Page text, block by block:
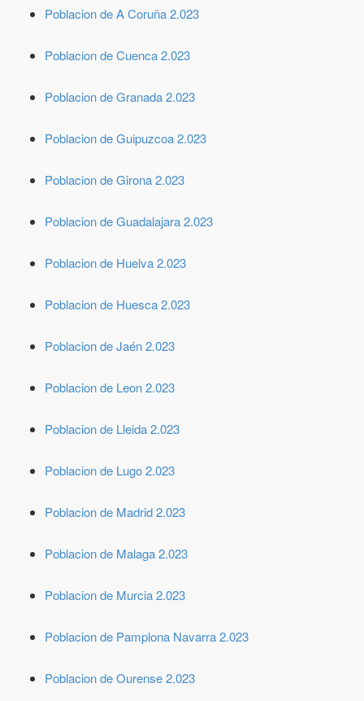
Poblacion de A Coruña 2.023
Poblacion de Cuenca 2.023
Poblacion de Granada 2.023
Poblacion de Guipuzcoa 2.023
Poblacion de Girona 2.023
Poblacion de Guadalajara 2.023
Poblacion de Huelva 2.023
Poblacion de Huesca 2.023
Poblacion de Jaén 2.023
Poblacion de Leon 2.023
Poblacion de Lleida 2.023
Poblacion de Lugo 2.023
Poblacion de Madrid 2.023
Poblacion de Malaga 2.023
Poblacion de Murcia 2.023
Poblacion de Pamplona Navarra 2.023
Poblacion de Ourense 2.023